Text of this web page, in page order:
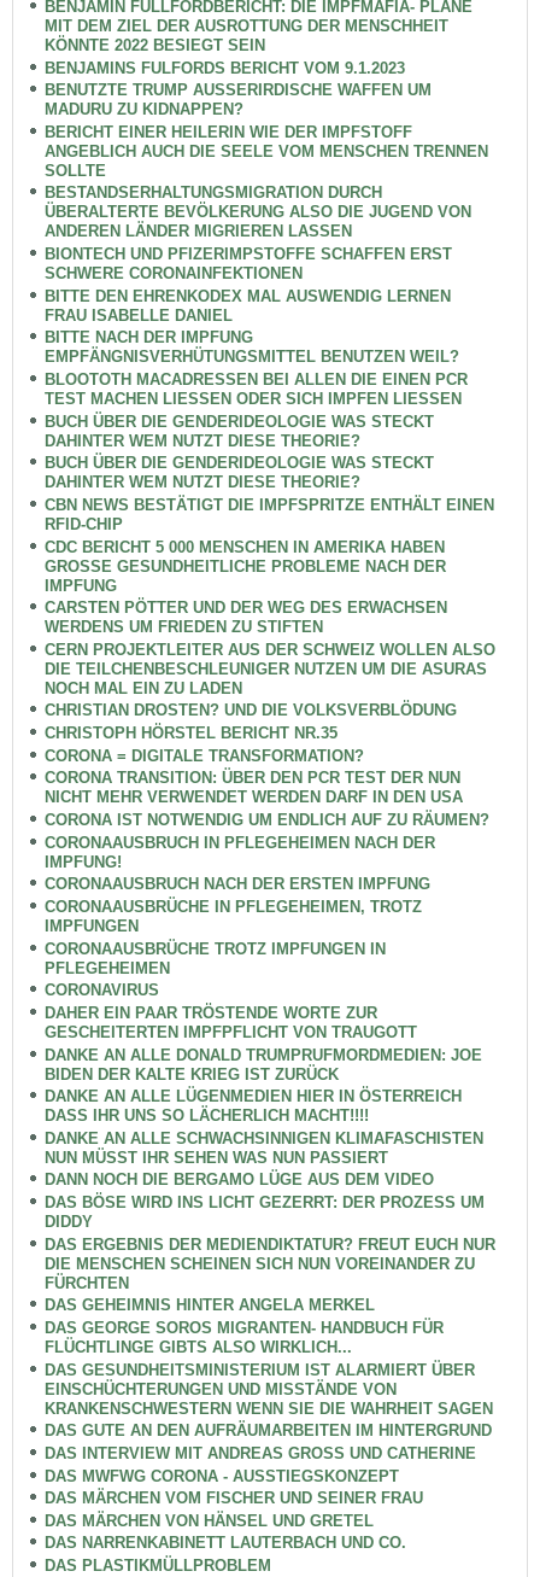
BENJAMIN FULLFORDBERICHT: DIE IMPFMAFIA- PLÄNE
MIT DEM ZIEL DER AUSROTTUNG DER MENSCHHEIT
KÖNNTE 2022 BESIEGT SEIN
BENJAMINS FULFORDS BERICHT VOM 9.1.2023
BENUTZTE TRUMP AUSSERIRDISCHE WAFFEN UM
MADURU ZU KIDNAPPEN?
BERICHT EINER HEILERIN WIE DER IMPFSTOFF
ANGEBLICH AUCH DIE SEELE VOM MENSCHEN TRENNEN
SOLLTE
BESTANDSERHALTUNGSMIGRATION DURCH
ÜBERALTERTE BEVÖLKERUNG ALSO DIE JUGEND VON
ANDEREN LÄNDER MIGRIEREN LASSEN
BIONTECH UND PFIZERIMPSTOFFE SCHAFFEN ERST
SCHWERE CORONAINFEKTIONEN
BITTE DEN EHRENKODEX MAL AUSWENDIG LERNEN
FRAU ISABELLE DANIEL
BITTE NACH DER IMPFUNG
EMPFÄNGNISVERHÜTUNGSMITTEL BENUTZEN WEIL?
BLOOTOTH MACADRESSEN BEI ALLEN DIE EINEN PCR
TEST MACHEN LIESSEN ODER SICH IMPFEN LIESSEN
BUCH ÜBER DIE GENDERIDEOLOGIE WAS STECKT
DAHINTER WEM NUTZT DIESE THEORIE?
BUCH ÜBER DIE GENDERIDEOLOGIE WAS STECKT
DAHINTER WEM NUTZT DIESE THEORIE?
CBN NEWS BESTÄTIGT DIE IMPFSPRITZE ENTHÄLT EINEN
RFID-CHIP
CDC BERICHT 5 000 MENSCHEN IN AMERIKA HABEN
GROSSE GESUNDHEITLICHE PROBLEME NACH DER
IMPFUNG
CARSTEN PÖTTER UND DER WEG DES ERWACHSEN
WERDENS UM FRIEDEN ZU STIFTEN
CERN PROJEKTLEITER AUS DER SCHWEIZ WOLLEN ALSO
DIE TEILCHENBESCHLEUNIGER NUTZEN UM DIE ASURAS
NOCH MAL EIN ZU LADEN
CHRISTIAN DROSTEN? UND DIE VOLKSVERBLÖDUNG
CHRISTOPH HÖRSTEL BERICHT NR.35
CORONA = DIGITALE TRANSFORMATION?
CORONA TRANSITION: ÜBER DEN PCR TEST DER NUN
NICHT MEHR VERWENDET WERDEN DARF IN DEN USA
CORONA IST NOTWENDIG UM ENDLICH AUF ZU RÄUMEN?
CORONAAUSBRUCH IN PFLEGEHEIMEN NACH DER
IMPFUNG!
CORONAAUSBRUCH NACH DER ERSTEN IMPFUNG
CORONAAUSBRÜCHE IN PFLEGEHEIMEN, TROTZ
IMPFUNGEN
CORONAAUSBRÜCHE TROTZ IMPFUNGEN IN
PFLEGEHEIMEN
CORONAVIRUS
DAHER EIN PAAR TRÖSTENDE WORTE ZUR
GESCHEITERTEN IMPFPFLICHT VON TRAUGOTT
DANKE AN ALLE DONALD TRUMPRUFMORDMEDIEN: JOE
BIDEN DER KALTE KRIEG IST ZURÜCK
DANKE AN ALLE LÜGENMEDIEN HIER IN ÖSTERREICH
DASS IHR UNS SO LÄCHERLICH MACHT!!!!
DANKE AN ALLE SCHWACHSINNIGEN KLIMAFASCHISTEN
NUN MÜSST IHR SEHEN WAS NUN PASSIERT
DANN NOCH DIE BERGAMO LÜGE AUS DEM VIDEO
DAS BÖSE WIRD INS LICHT GEZERRT: DER PROZESS UM
DIDDY
DAS ERGEBNIS DER MEDIENDIKTATUR? FREUT EUCH NUR
DIE MENSCHEN SCHEINEN SICH NUN VOREINANDER ZU
FÜRCHTEN
DAS GEHEIMNIS HINTER ANGELA MERKEL
DAS GEORGE SOROS MIGRANTEN- HANDBUCH FÜR
FLÜCHTLINGE GIBTS ALSO WIRKLICH...
DAS GESUNDHEITSMINISTERIUM IST ALARMIERT ÜBER
EINSCHÜCHTERUNGEN UND MISSTÄNDE VON
KRANKENSCHWESTERN WENN SIE DIE WAHRHEIT SAGEN
DAS GUTE AN DEN AUFRÄUMARBEITEN IM HINTERGRUND
DAS INTERVIEW MIT ANDREAS GROSS UND CATHERINE
DAS MWFWG CORONA - AUSSTIEGSKONZEPT
DAS MÄRCHEN VOM FISCHER UND SEINER FRAU
DAS MÄRCHEN VON HÄNSEL UND GRETEL
DAS NARRENKABINETT LAUTERBACH UND CO.
DAS PLASTIKMÜLLPROBLEM